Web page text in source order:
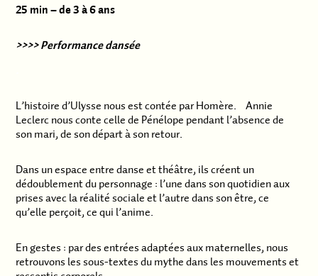
25 min – de 3 à 6 ans
>>>> Performance dansée
L’histoire d’Ulysse nous est contée par Homère. Annie
Leclerc nous conte celle de Pénélope pendant l’absence de
son mari, de son départ à son retour.
Dans un espace entre danse et théâtre, ils créent un
dédoublement du personnage : l’une dans son quotidien aux
prises avec la réalité sociale et l’autre dans son être, ce
qu’elle perçoit, ce qui l’anime.
En gestes : par des entrées adaptées aux maternelles, nous
retrouvons les sous­-textes du mythe dans les mouvements et